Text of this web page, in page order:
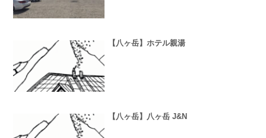
【八ヶ岳】ホテル親湯
【八ヶ岳】八ヶ岳 J&N